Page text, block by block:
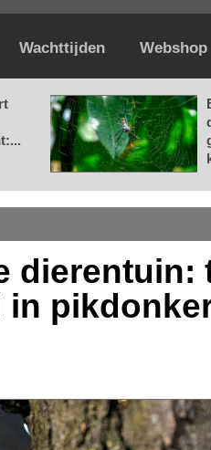
Wachttijden Webshop
dierentuin:
in